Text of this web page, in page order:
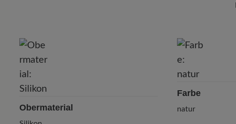
Obermaterial
Farbe
natur